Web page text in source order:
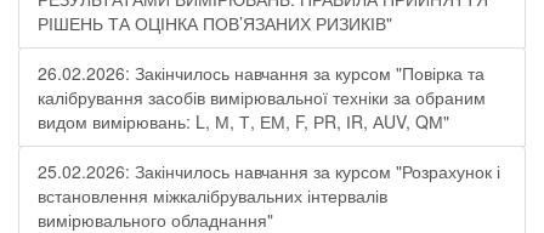
РІШЕНЬ ТА ОЦІНКА ПОВ’ЯЗАНИХ РИЗИКІВ"
26.02.2026: Закінчилось навчання за курсом "Повірка та
калібрування засобів вимірювальної техніки за обраним
видом вимірювань: L, М, Т, ЕМ, F, РR, ІR, АUV, QМ"
25.02.2026: Закінчилось навчання за курсом "Розрахунок і
встановлення міжкалібрувальних інтервалів
вимірювального обладнання"